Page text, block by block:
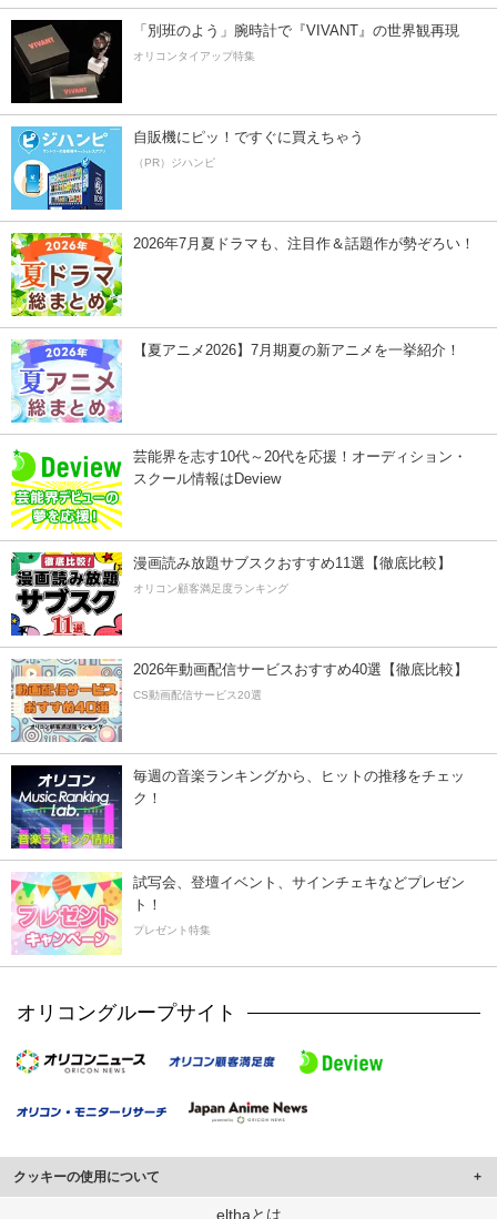
「別班のよう」腕時計で『VIVANT』の世界観再現
オリコンタイアップ特集
自販機にピッ！ですぐに買えちゃう
（PR）ジハンピ
2026年7月夏ドラマも、注目作＆話題作が勢ぞろい！
【夏アニメ2026】7月期夏の新アニメを一挙紹介！
芸能界を志す10代～20代を応援！オーディション・
スクール情報はDeview
漫画読み放題サブスクおすすめ11選【徹底比較】
オリコン顧客満足度ランキング
2026年動画配信サービスおすすめ40選【徹底比較】
CS動画配信サービス20選
毎週の音楽ランキングから、ヒットの推移をチェッ
ク！
試写会、登壇イベント、サインチェキなどプレゼン
ト！
プレゼント特集
オリコングループサイト
クッキーの使用について
このサイトでは Cookie を使用して、ユーザーに合わせたコンテンツや広告の
elthaとは